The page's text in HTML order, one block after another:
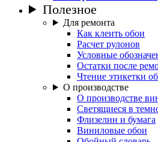
Полезное
Для ремонта
Как клеить обои
Расчет рулонов
Условные
Остатки после
Чтение этикетки
О производстве
О производстве
Светящиеся в
Флизелин и бумага
Виниловые обои